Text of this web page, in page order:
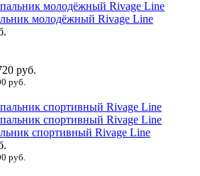
молодёжный Rivage Line
руб.
руб.
спортивный Rivage Line
руб.